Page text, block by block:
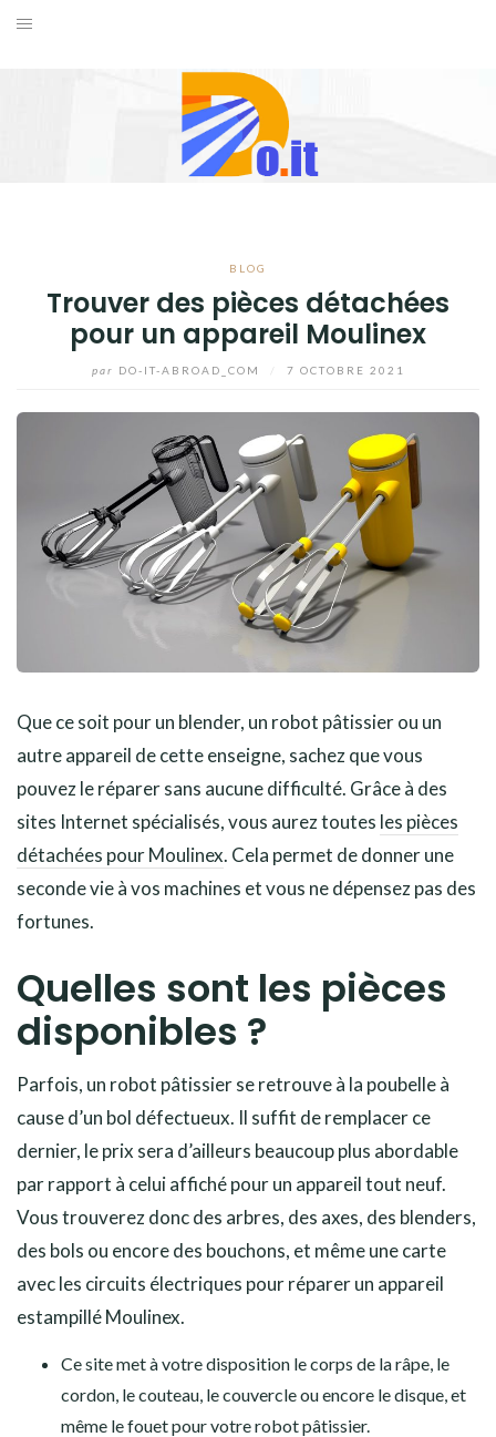
Aller
BLOG
Trouver des pièces détachées
pour un appareil Moulinex
par DO-IT-ABROAD_COM 7 OCTOBRE 2021
Que ce soit pour un blender, un robot pâtissier ou un
autre appareil de cette enseigne, sachez que vous
pouvez le réparer sans aucune difficulté. Grâce à des
sites Internet spécialisés, vous aurez toutes les pièces
détachées pour Moulinex. Cela permet de donner une
seconde vie à vos machines et vous ne dépensez pas des
fortunes.
Quelles sont les pièces
disponibles ?
Parfois, un robot pâtissier se retrouve à la poubelle à
cause d’un bol défectueux. Il suffit de remplacer ce
dernier, le prix sera d’ailleurs beaucoup plus abordable
par rapport à celui affiché pour un appareil tout neuf.
Vous trouverez donc des arbres, des axes, des blenders,
des bols ou encore des bouchons, et même une carte
avec les circuits électriques pour réparer un appareil
estampillé Moulinex.
Ce site met à votre disposition le corps de la râpe, le
cordon, le couteau, le couvercle ou encore le disque, et
même le fouet pour votre robot pâtissier.